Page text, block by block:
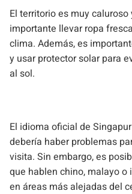
El territorio es muy
importante llevar ropa
clima. Además, es
y usar protector solar para
al sol.
El idioma oficial de
debería haber problemas
visita. Sin embargo, es
que hablen chino, malayo
en áreas más alejadas del